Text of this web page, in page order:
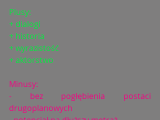
Plusy:
+ dialogi
+ historia
+ wyrazistość
+ aktorstwo
Minusy:
- bez pogłębienia postaci
drugoplanowych